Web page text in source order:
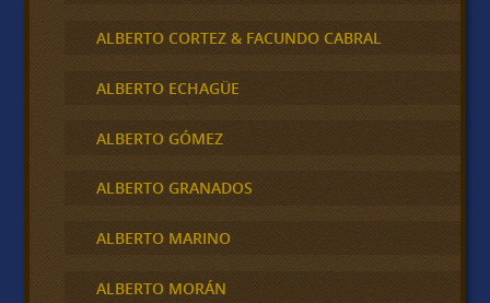
ALBERTO CORTEZ & FACUNDO CABRAL
ALBERTO ECHAGÜE
ALBERTO GÓMEZ
ALBERTO GRANADOS
ALBERTO MARINO
ALBERTO MORÁN